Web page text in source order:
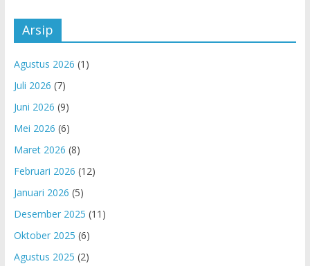
Arsip
Agustus 2026 (1)
Juli 2026 (7)
Juni 2026 (9)
Mei 2026 (6)
Maret 2026 (8)
Februari 2026 (12)
Januari 2026 (5)
Desember 2025 (11)
Oktober 2025 (6)
Agustus 2025 (2)